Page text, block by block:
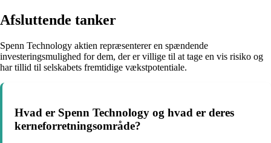
Afsluttende tanker
Spenn Technology aktien repræsenterer en spændende
investeringsmulighed for dem, der er villige til at tage en vis risiko og
har tillid til selskabets fremtidige vækstpotentiale.
Hvad er Spenn Technology og hvad er deres
kerneforretningsområde?